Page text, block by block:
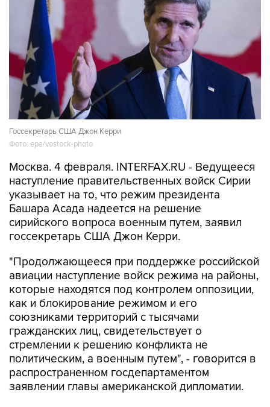
Госсекретарь США Джон Керри
Фото: epa/vostock-photo
Москва. 4 февраля. INTERFAX.RU - Ведущееся
наступление правительственных войск Сирии
указывает на то, что режим президента
Башара Асада надеется на решение
сирийского вопроса военным путем, заявил
госсекретарь США Джон Керри.
"Продолжающееся при поддержке российской
авиации наступление войск режима на районы,
которые находятся под контролем оппозиции,
как и блокирование режимом и его
союзниками территорий с тысячами
гражданских лиц, свидетельствует о
стремлении к решению конфликта не
политическим, а военным путем", - говорится в
распространенном госдепартаментом
заявлении главы американской дипломатии.